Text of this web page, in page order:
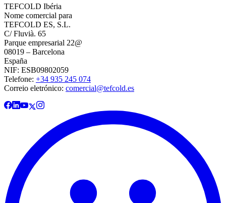
TEFCOLD Ibéria
Nome comercial para
TEFCOLD ES, S.L.
C/ Fluvià. 65
Parque empresarial 22@
08019 – Barcelona
España
NIF: ESB09802059
Telefone: +34 935 245 074
Correio eletrónico: comercial@tefcold.es